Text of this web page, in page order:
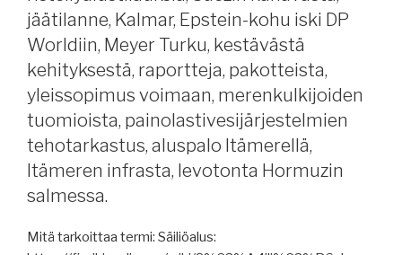
alaa,
Godby
Shipping,
irtolastikuljetuksista,
Tallink
Grupp,
jäätilanne,
uusia
Suomenlahdelle,
jäätilanne, Kalmar, Epstein-kohu iski DP
Worldiin, Meyer Turku, kestävästä
kehityksestä, raportteja, pakotteista,
yleissopimus voimaan, merenkulkijoiden
tuomioista, painolastivesijärjestelmien
tehotarkastus, aluspalo Itämerellä,
Itämeren infrasta, levotonta Hormuzin
salmessa.
Mitä tarkoittaa termi: Säiliöalus: